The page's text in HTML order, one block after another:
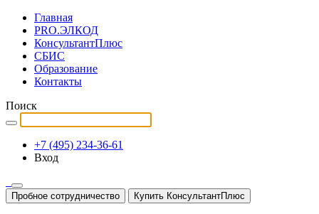
Главная
PRO.ЭЛКОД
КонсультантПлюс
СБИС
Образование
Контакты
Поиск
+7 (495) 234-36-61
Вход
Пробное сотрудничество Купить КонсультантПлюс